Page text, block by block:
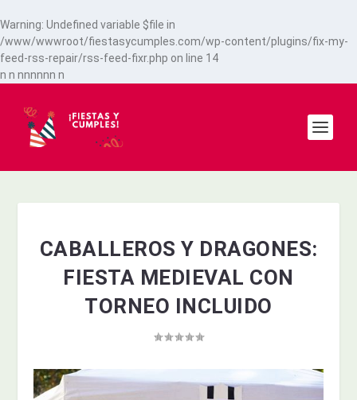
Warning: Undefined variable $file in
/www/wwwroot/fiestasycumples.com/wp-content/plugins/fix-my-
feed-rss-repair/rss-feed-fixr.php on line 14
n n nnnnnn n
CABALLEROS Y DRAGONES:
FIESTA MEDIEVAL CON
TORNEO INCLUIDO